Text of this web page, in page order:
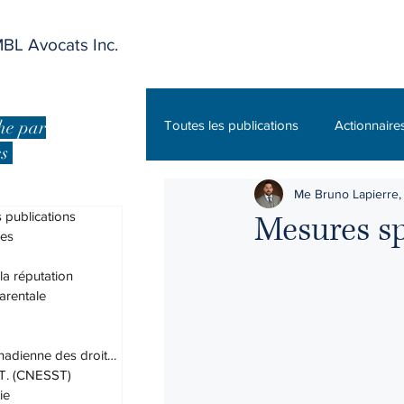
Avocats Inc.
par
publications
réputation
Charte canadienne des droits et lib
(CNESST)
Toutes les publications
Charte canadienne des droits et lib
Mesures
Me Bruno Lapierre,